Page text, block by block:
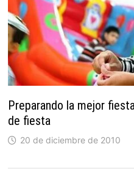
Preparando la mejor
de fiesta
20 de diciembre de 2010